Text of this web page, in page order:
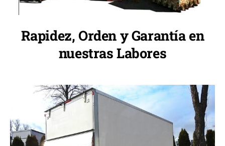
Rapidez, Orden y Garantía en
nuestras Labores